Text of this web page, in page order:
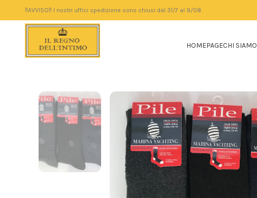
‼️AVVISO‼️ I nostri uffici spedizione sono chiusi dal 31/7 al 9/08.
HOMEPAGECHI SIAMO